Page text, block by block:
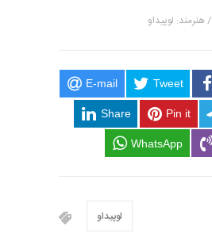
/ هنرمند: لوپیداو
E-mail Tweet
Share Pin it
WhatsApp
لوپیداو